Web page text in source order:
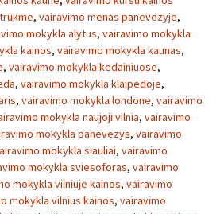
, vairavimo menas panevezyje,
mokykla alytus, vairavimo mokykla
kainos, vairavimo mokykla kaunas,
, vairavimo mokykla kedainiuose,
, vairavimo mokykla klaipedoje,
, vairavimo mokykla londone, vairavimo
mokykla naujoji vilnia, vairavimo
mokykla panevezys, vairavimo
mokykla siauliai, vairavimo
mokykla sviesoforas, vairavimo
mokykla vilniuje kainos, vairavimo
mokykla vilnius kainos, vairavimo